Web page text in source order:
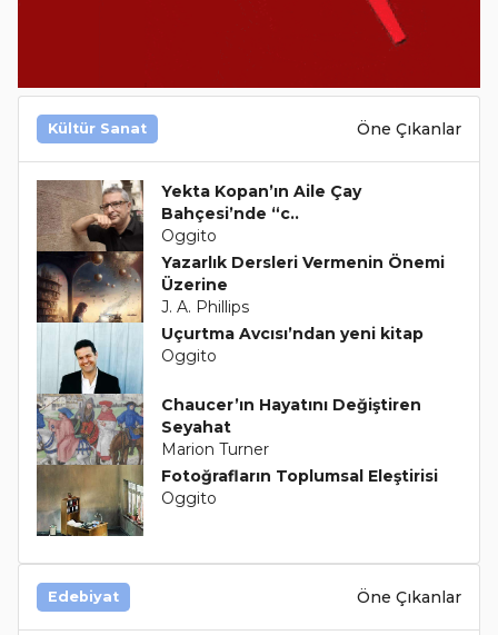
Kültür Sanat Öne Çıkanlar
Yekta Kopan’ın Aile Çay
Bahçesi’nde “c..
Oggito
Yazarlık Dersleri Vermenin Önemi
Üzerine
J. A. Phillips
Uçurtma Avcısı’ndan yeni kitap
Oggito
Chaucer’ın Hayatını Değiştiren
Seyahat
Marion Turner
Fotoğrafların Toplumsal Eleştirisi
Oggito
Edebiyat Öne Çıkanlar